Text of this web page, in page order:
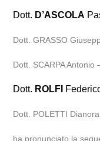
Dott. D’ASCOLA
Dott. GRASSO
Dott. SCARPA Antonio
Dott. ROLFI
Dott. POLETTI
ha pronunciato la